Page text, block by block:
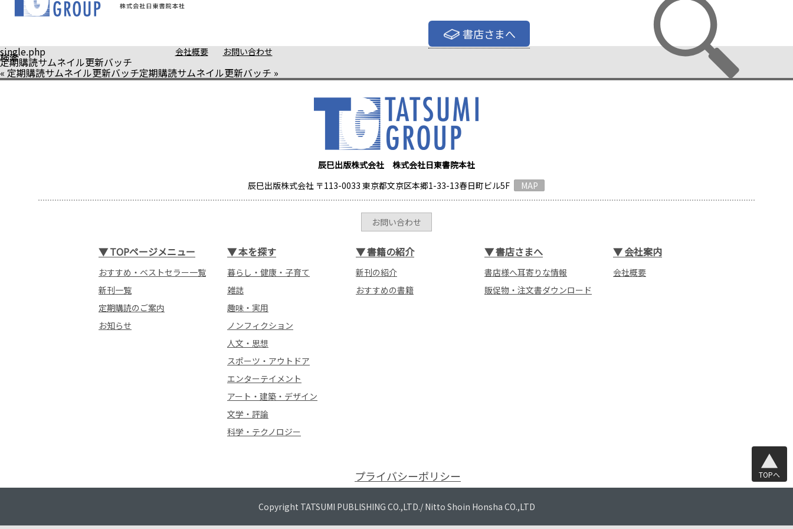
書店さまへ
会社概要 お問い合わせ
検索
single.php
定期購読サムネイル更新バッチ
« 定期購読サムネイル更新バッチ定期購読サムネイル更新バッチ »
辰巳出版株式会社 株式会社日東書院本社
辰巳出版株式会社 〒113-0033 東京都文京区本郷1-33-13春日町ビル5F
MAP
お問い合わせ
▼TOPページメニュー
おすすめ・ベストセラー一覧
新刊一覧
定期購読のご案内
お知らせ
▼本を探す
暮らし・健康・子育て
雑誌
趣味・実用
ノンフィクション
人文・思想
スポーツ・アウトドア
エンターテイメント
アート・建築・デザイン
文学・評論
科学・テクノロジー
▼書籍の紹介
新刊の紹介
おすすめの書籍
▼書店さまへ
書店様へ耳寄りな情報
販促物・注文書ダウンロード
▼会社案内
会社概要
プライバシーポリシー TOPへ
Copyright TATSUMI PUBLISHING CO.,LTD./ Nitto Shoin Honsha CO.,LTD